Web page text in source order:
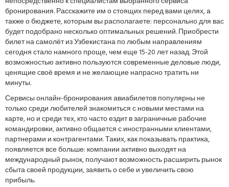
бронирования. Расскажите им о стоящих перед вами целях, а
также о бюджете, которым вы располагаете: персонально для вас
будет подобрано несколько оптимальных решений. Приобрести
билет на самолёт из Узбекистана по любым направлениям
сегодня стало намного проще, чем еще 15-20 лет назад. Этой
возможностью активно пользуются современные деловые люди,
ценящие своё время и не желающие напрасно тратить ни
минуты.
Сервисы онлайн-бронирования авиабилетов популярны не
только среди любителей знакомиться с новыми местами на
карте, но и среди тех, кто часто ездит в заграничные рабочие
командировки, активно общается с иностранными клиентами,
партнерами и контрагентами. Таких, как показывать практика,
появляется все больше: компании активно выходят на
международный рынок, получают возможность расширить рынок
сбыта своей продукции, заявить о себе и увеличить свою
прибыль.